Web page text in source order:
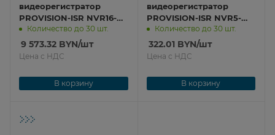
видеорегистратор
PROVISION-ISR NVR16-
128RFAN(3U)
Количество до 30 шт.
9 573.32 BYN/шт
Цена с НДС
В корзину
видеорегистратор
PROVISION-ISR NVR5-
8200XN(MM)
Количество до 30 шт.
322.01BYN/шт
Цена с НДС
В корзину